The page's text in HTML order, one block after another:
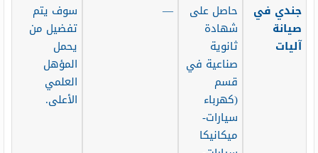
جندي في
صيانة
آليات
حاصل على
شهادة
ثانوية
صناعية في
قسم
(كهرباء
سيارات-
ميكانيكا
—
سوف يتم
تفضيل من
يحمل
المؤهل
العلمي
الأعلى.